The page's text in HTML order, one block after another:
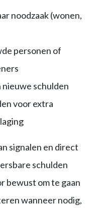
noodzaak (wonen,
personen of
nieuwe schulden
voor extra
signalen en direct
schulden
bewust om te gaan
wanneer nodig,